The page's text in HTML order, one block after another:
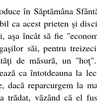
în Săptămâna
ca acest prieten şi
aşa încât să fie
săi, pentru
de măsură, un
ca întotdeauna la
dacă reparcurgem la
văzând că el